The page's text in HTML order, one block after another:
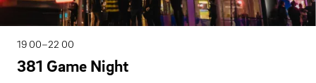
19 00–22 00
381 Game Night